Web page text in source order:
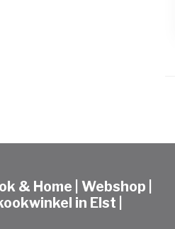
& Home | Webshop |
in Elst |